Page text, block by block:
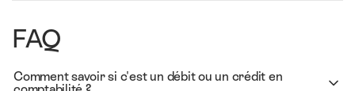
FAQ
Comment savoir si c'est un débit ou un crédit en